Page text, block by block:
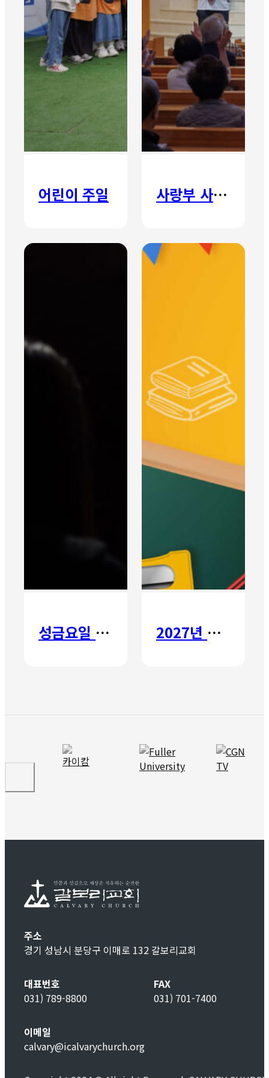
어린이 주일 사랑부 사랑주일
성금요일 칸타타 2027년 갈보리 어학원 유치부 신입생 모집
주소
경기 성남시 분당구 이매로 132 갈보리교회
대표번호
031) 789-8800
FAX
031) 701-7400
이메일
calvary@icalvarychurch.org